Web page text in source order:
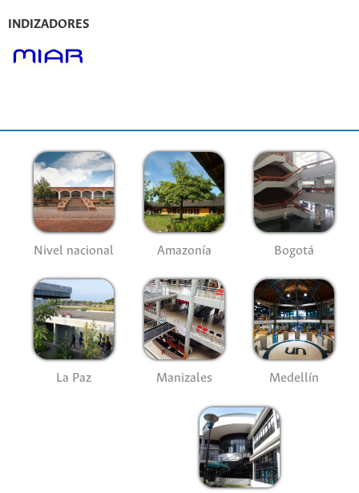
INDIZADORES
Nivel nacional Amazonía Bogotá
La Paz Manizales Medellín